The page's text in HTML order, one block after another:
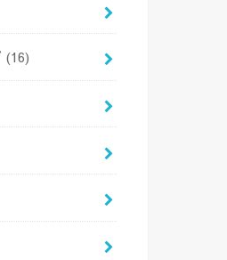
(16)